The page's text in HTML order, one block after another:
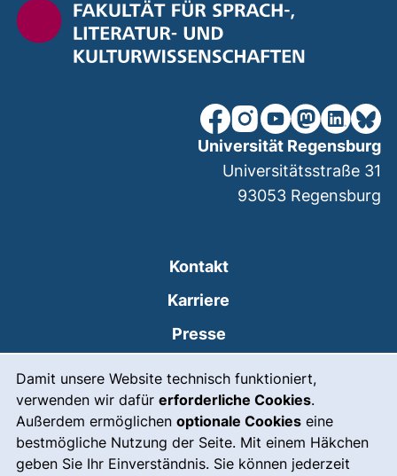
Damit unsere Website technisch funktioniert,
verwenden wir dafür erforderliche Cookies.
Außerdem ermöglichen optionale Cookies eine
bestmögliche Nutzung der Seite. Mit einem Häkchen
geben Sie Ihr Einverständnis. Sie können jederzeit
unsere Facebook-Seite
unsere Instagram-
unsere YouTube-
unsereunsere
Kontakt
Karriere
Presse
Leichte Sprache
Gebärdensprache
Notfall(externer Link, öffnet
Universität Regensburg
Universitätsstraße 31
93053 Regensburg